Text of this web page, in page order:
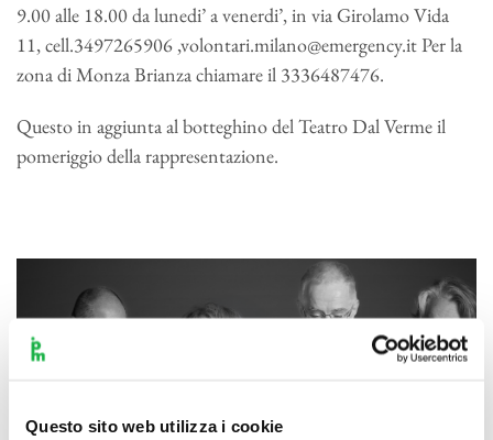
Questo sito web utilizza i cookie
9.00 alle 18.00 da lunedi’ a venerdi’, in via Girolamo Vida
11, cell.3497265906 ,volontari.milano@emergency.it Per la
zona di Monza Brianza chiamare il 3336487476.
Questo in aggiunta al botteghino del Teatro Dal Verme il
pomeriggio della rappresentazione.